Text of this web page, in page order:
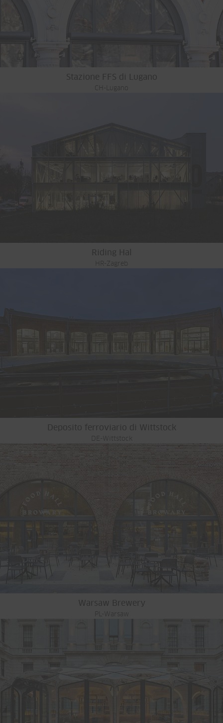
Stazione FFS di Lugano
CH-Lugano
Riding Hal
HR-Zagreb
Deposito ferroviario di Wittstock
DE-Wittstock
Warsaw Brewery
PL-Warsaw